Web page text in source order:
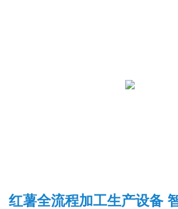
红薯全流程加工生产设备